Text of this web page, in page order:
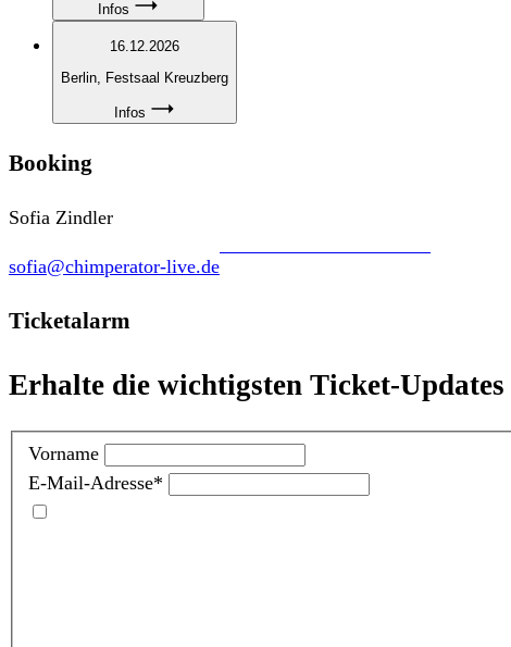
Infos
16.12.2026
Berlin , Festsaal Kreuzberg
Infos
Booking
Sofia Zindler
sofia@chimperator-live.de
Ticketalarm
Erhalte die wichtigsten Ticket-
Vorname
E-Mail-Adresse*